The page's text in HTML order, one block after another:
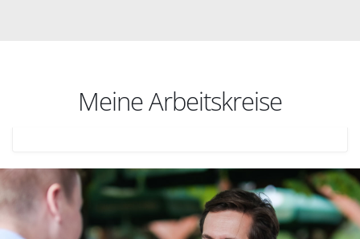
Meine Arbeitskreise